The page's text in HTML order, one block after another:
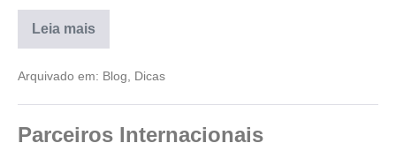
Leia mais
Arquivado em: Blog Dicas
Parceiros Internacionais